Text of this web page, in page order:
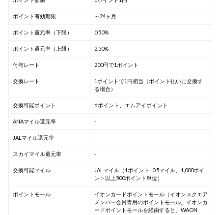
ポイント有効期限 ～24ヶ月
ポイント還元率（下限） 0.50%
ポイント還元率（上限） 2.50%
付与レート 200円で1ポイント
交換レート
1ポイントで1円相当（ポイント払いに交換す
る場合）
交換可能ポイント dポイント、エムアイポイント
ANAマイル還元率 -
JALマイル還元率 -
スカイマイル還元率 -
交換可能マイル
JALマイル（1ポイント=0.5マイル、1,000ポイ
ント以上500ポイント単位）
ポイントモール
イオンカードポイントモール（イオンスクエア
メンバー会員専用のポイントモール。イオンカ
ードポイントモールを経由すると、WAON